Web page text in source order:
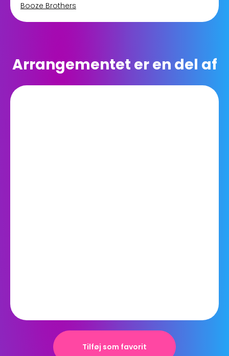
Booze Brothers
Arrangementet er en del af
Tilføj som favorit